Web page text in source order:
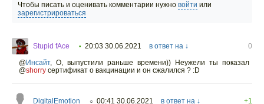
Чтобы писать и оценивать комментарии нужно войти или
зарегистрироваться
Stupid fAce • 20:03 30.06.2021 в ответ на ↓
0
@Инсайт, О, выпустили раньше времени)) Неужели ты показал
@shorry сертификат о вакцинации и он сжалился ? :D
DigitalEmotion ○ 00:41 30.06.2021 в ответ на ↓
+1